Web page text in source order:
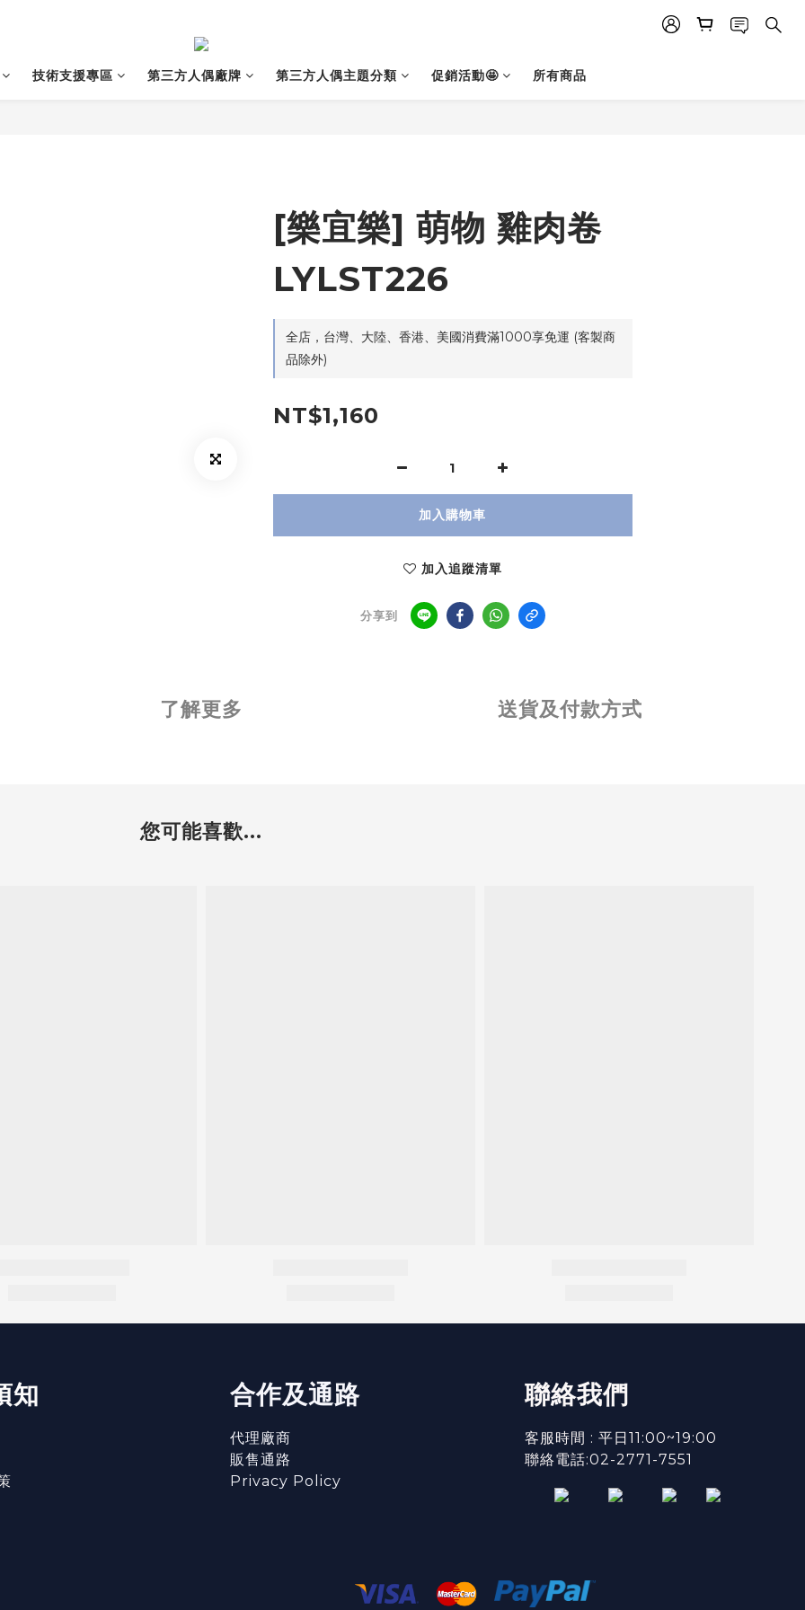
技術支援專區 第三方人偶廠牌 第三方人偶主題分類 促銷活動🤩 所有商品
[樂宜樂] 萌物 雞肉卷
LYLST226
全店，台灣、大陸、香港、美國消費滿1000享免運 (客製商
品除外)
NT$1,160
加入購物車
加入追蹤清單
分享到
了解更多 送貨及付款方式
您可能喜歡...
知 合作及通路
代理廠商
販售通路
Privacy Policy
聯絡我們
客服時間 : 平日11:00~19:00
聯絡電話:02-2771-7551